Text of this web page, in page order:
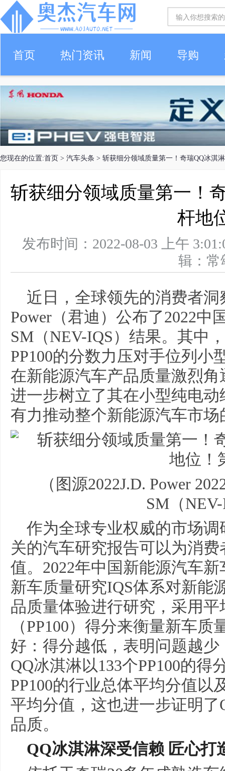
首页 热门资讯 新闻 导购
您现在的位置:首页 > 汽车头条 > 斩获细分领域质量第一！奇瑞QQ冰淇
斩获细分领域质量第一！
杆地
发布时间：2022-08-03 上午
辑：
近日，全球领先的消费者
Power（君迪）公布了2022中
SM（NEV-IQS）结果。其中
PP100的分数力压对手位列小
在新能源汽车产品质量激烈
进一步树立了其在小型纯电
有力推动整个新能源汽车市
（图源2022J.D. Power
SM（
作为全球专业权威的市场调
关的汽车研究报告可以为消
值。2022年中国新能源汽车
新车质量研究IQS体系对新能
品质量体验进行研究，采用
（PP100）得分来衡量新车
好：得分越低，表明问题越
QQ冰淇淋以133个PP100的得
PP100的行业总体平均分值以
平均分值，这也进一步证明
品质。
QQ冰淇淋深受信赖 匠心打